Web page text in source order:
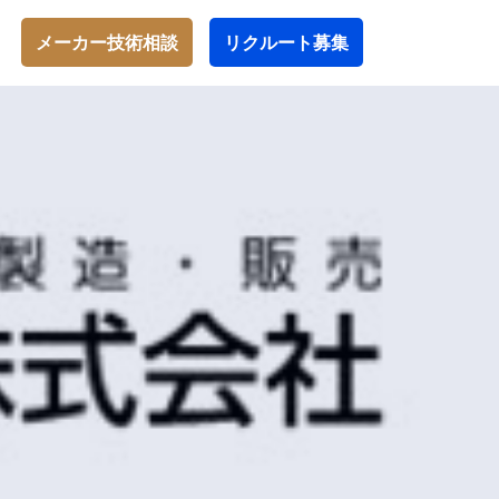
メーカー技術相談 リクルート募集